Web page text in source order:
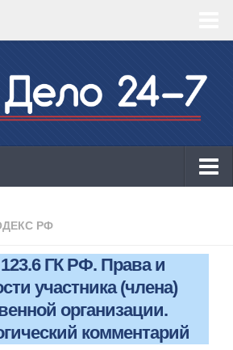
54-ФЗ!
РФ
ГК РФ. Права и
участника (члена)
организации.
комментарий